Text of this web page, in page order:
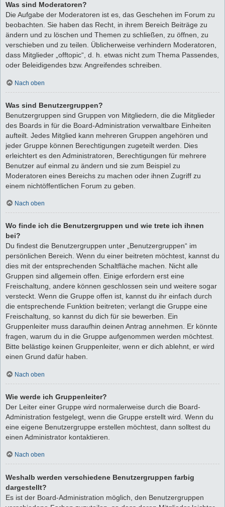
Was sind Moderatoren?
Die Aufgabe der Moderatoren ist es, das Geschehen im Forum zu
beobachten. Sie haben das Recht, in ihrem Bereich Beiträge zu
ändern und zu löschen und Themen zu schließen, zu öffnen, zu
verschieben und zu teilen. Üblicherweise verhindern Moderatoren,
dass Mitglieder „offtopic“, d. h. etwas nicht zum Thema Passendes,
oder Beleidigendes bzw. Angreifendes schreiben.
Nach oben
Was sind Benutzergruppen?
Benutzergruppen sind Gruppen von Mitgliedern, die die Mitglieder
des Boards in für die Board-Administration verwaltbare Einheiten
aufteilt. Jedes Mitglied kann mehreren Gruppen angehören und
jeder Gruppe können Berechtigungen zugeteilt werden. Dies
erleichtert es den Administratoren, Berechtigungen für mehrere
Benutzer auf einmal zu ändern und sie zum Beispiel zu
Moderatoren eines Bereichs zu machen oder ihnen Zugriff zu
einem nichtöffentlichen Forum zu geben.
Nach oben
Wo finde ich die Benutzergruppen und wie trete ich ihnen
bei?
Du findest die Benutzergruppen unter „Benutzergruppen“ im
persönlichen Bereich. Wenn du einer beitreten möchtest, kannst du
dies mit der entsprechenden Schaltfläche machen. Nicht alle
Gruppen sind allgemein offen. Einige erfordern erst eine
Freischaltung, andere können geschlossen sein und weitere sogar
versteckt. Wenn die Gruppe offen ist, kannst du ihr einfach durch
die entsprechende Funktion beitreten; verlangt die Gruppe eine
Freischaltung, so kannst du dich für sie bewerben. Ein
Gruppenleiter muss daraufhin deinen Antrag annehmen. Er könnte
fragen, warum du in die Gruppe aufgenommen werden möchtest.
Bitte belästige keinen Gruppenleiter, wenn er dich ablehnt, er wird
einen Grund dafür haben.
Nach oben
Wie werde ich Gruppenleiter?
Der Leiter einer Gruppe wird normalerweise durch die Board-
Administration festgelegt, wenn die Gruppe erstellt wird. Wenn du
eine eigene Benutzergruppe erstellen möchtest, dann solltest du
einen Administrator kontaktieren.
Nach oben
Weshalb werden verschiedene Benutzergruppen farbig
dargestellt?
Es ist der Board-Administration möglich, den Benutzergruppen